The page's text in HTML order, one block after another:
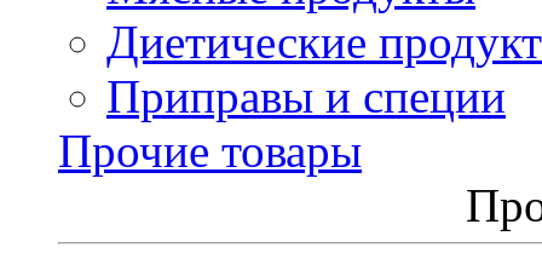
Диетические
Приправы и специи
Прочие товары